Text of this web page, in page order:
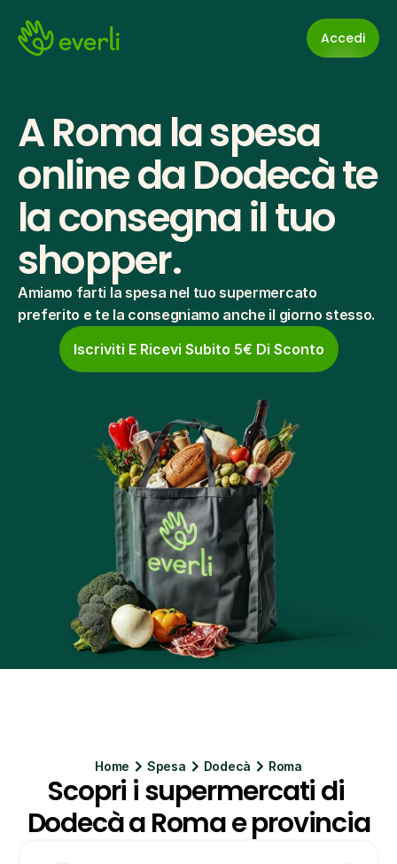
Accedi
A Roma la spesa
online da Dodecà te
la consegna il tuo
shopper.
Amiamo farti la spesa nel tuo supermercato
preferito e te la consegniamo anche il giorno stesso.
Iscriviti E Ricevi Subito 5€ Di Sconto
Home Spesa Dodecà Roma
Scopri i supermercati di
Dodecà a Roma e provincia